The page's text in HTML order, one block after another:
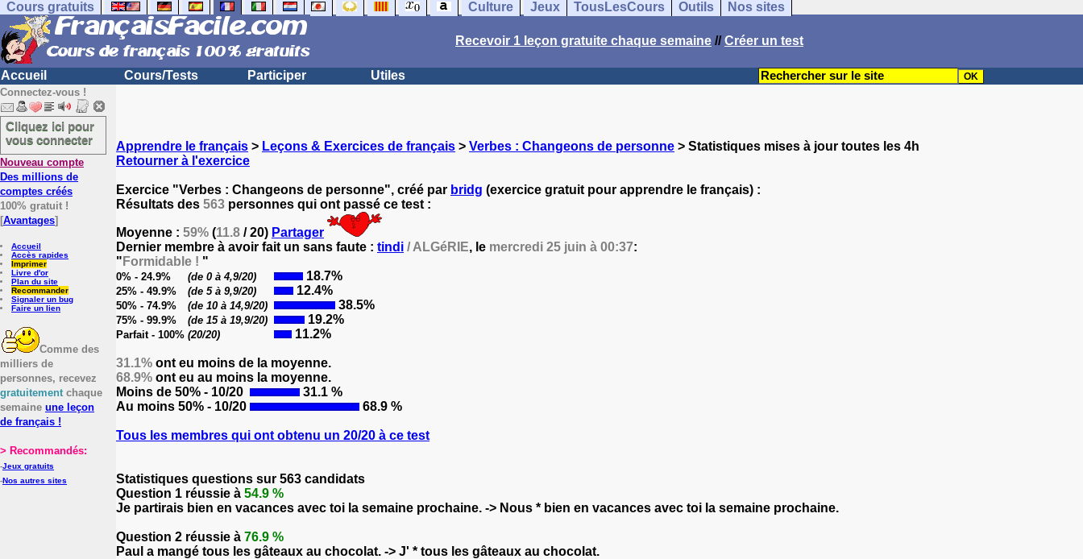
Cours gratuits Culture Jeux TousLesCours Outils Nos sites
Recevoir 1 leçon gratuite chaque semaine //Créer un test
Accueil Cours/Tests Participer Utiles
Connectez-vous !
Cliquez ici pour
vous connecter
Nouveau compte
Des millions de
comptes créés
100% gratuit !
[Avantages]
Accueil
Accès rapides
Imprimer
Livre d'or
Plan du site
Recommander
Signaler un bug
Faire un lien
Comme des
milliers de
personnes, recevez
gratuitementchaque
semaine une leçon
de français !
> Recommandés:
-Jeux gratuits
-Nos autres sites
Apprendre le français > Leçons & Exercices de français > Verbes : Changeons de personne > Statistiques mises à jour toutes les 4h
Retourner à l'exercice
Exercice "Verbes : Changeons de personne", créé par bridg (exercice gratuit pour apprendre le français) :
Résultats des 563 personnes qui ont passé ce test :
Moyenne : 59% (11.8 / 20) Partager
Dernier membre à avoir fait un sans faute : tindi / ALGéRIE, le mercredi 25 juin à 00:37:
" Formidable ! "
0% - 24.9% (de 0 à 4,9/20) 18.7%
25% - 49.9% (de 5 à 9,9/20) 12.4%
50% - 74.9% (de 10 à 14,9/20) 38.5%
75% - 99.9% (de 15 à 19,9/20) 19.2%
Parfait - 100% (20/20) 11.2%
31.1% ont eu moins de la moyenne.
68.9% ont eu au moins la moyenne.
Moins de 50% - 10/20
31.1 %
Au moins 50% - 10/20
68.9 %
Tous les membres qui ont obtenu un 20/20 à ce test
Statistiques questions sur 563 candidats
Question 1 réussie à 54.9 %
Je partirais bien en vacances avec toi la semaine prochaine. -> Nous * bien en vacances avec toi la semaine prochaine.
Question 2 réussie à 76.9 %
Paul a mangé tous les gâteaux au chocolat. -> J' * tous les gâteaux au chocolat.